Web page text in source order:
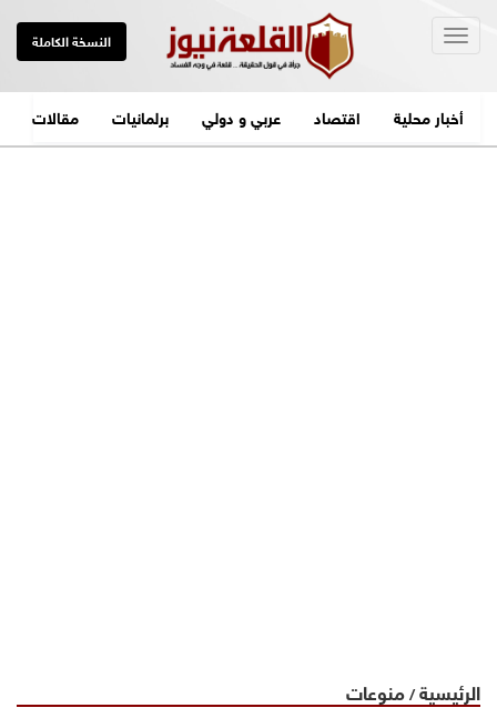
النسخة الكاملة
أخبار محلية اقتصاد عربي و دولي برلمانيات مقالات
الرئيسية/منوعات